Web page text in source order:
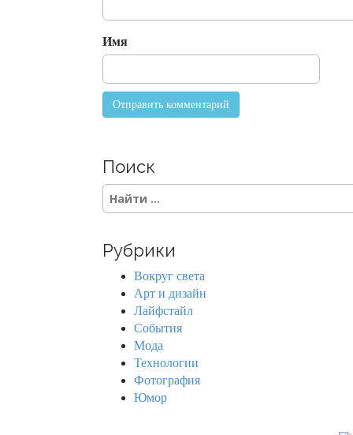
n
Имя
Поиск
S
e
c
Рубрики
Вокруг света
Арт и дизайн
Лайфстайл
События
Мода
Технологии
Фотография
Юмор